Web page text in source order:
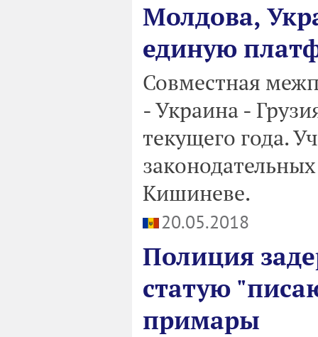
Молдова,
единую
Совместная
- Украина -
текущего года.
Кишиневе.
20.05.2018
Полиция
статую
примары